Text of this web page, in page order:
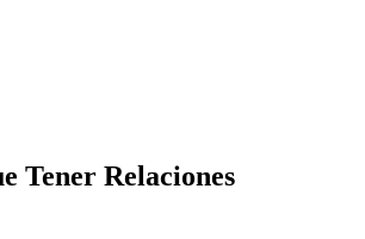
Tener Relaciones